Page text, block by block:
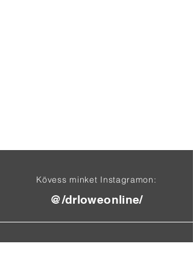
Kövess minket Instagramon:
@/drloweonline/
Találj meg minket